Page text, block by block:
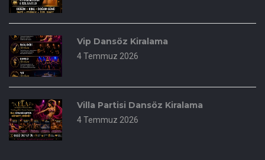
Vip Dansöz Kiralama
4 Temmuz 2026
Villa Partisi Dansöz Kiralama
4 Temmuz 2026